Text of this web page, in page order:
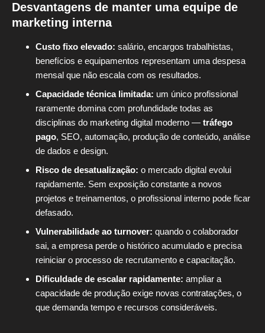
Desvantagens de manter uma equipe de
marketing interna
Custo fixo elevado: salário, encargos trabalhistas,
benefícios e equipamentos representam uma despesa
mensal que não escala com os resultados.
Capacidade técnica limitada: um único profissional
raramente domina com profundidade todas as
disciplinas do marketing digital moderno — tráfego
pago, SEO, automação, produção de conteúdo, análise
de dados e design.
Risco de desatualização: o mercado digital evolui
rapidamente. Sem exposição constante a novos
projetos e treinamentos, o profissional interno pode ficar
defasado.
Vulnerabilidade ao turnover: quando o colaborador
sai, a empresa perde o histórico acumulado e precisa
reiniciar o processo de recrutamento e capacitação.
Dificuldade de escalar rapidamente: ampliar a
capacidade de produção exige novas contratações, o
que demanda tempo e recursos consideráveis.